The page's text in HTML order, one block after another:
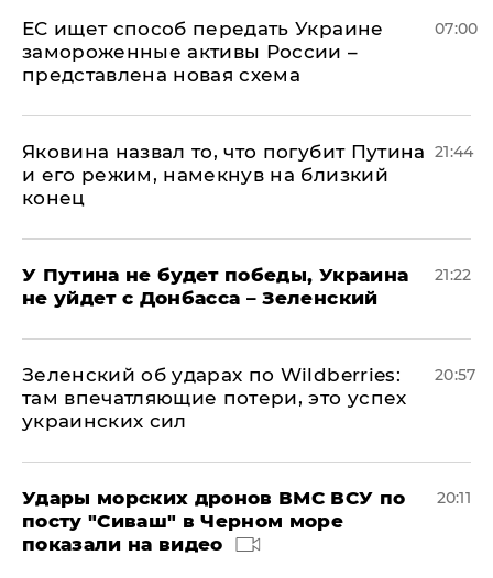
ЕС ищет способ передать Украине
замороженные активы России –
представлена новая схема
07:00
Яковина назвал то, что погубит Путина
и его режим, намекнув на близкий
конец
21:44
У Путина не будет победы, Украина
не уйдет с Донбасса – Зеленский
21:22
Зеленский об ударах по Wildberries:
там впечатляющие потери, это успех
украинских сил
20:57
Удары морских дронов ВМС ВСУ по
посту "Сиваш" в Черном море
показали на видео
20:11